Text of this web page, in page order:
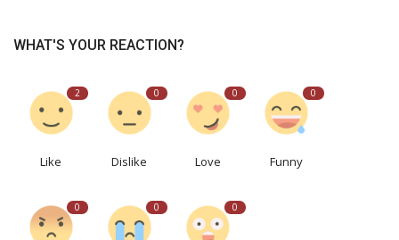
WHAT'S YOUR REACTION?
2
Like
0
Dislike
0
Love
0
Funny
0 0 0